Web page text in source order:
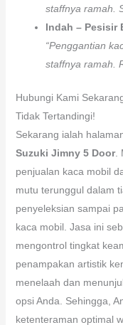
staffnya ramah.
Indah – Pesisir
“Penggantian
staffnya ramah.
Hubungi Kami
Tidak Tertandingi!
Sekarang ialah
Suzuki Jimny 5 Door.
penjualan kaca mobil
mutu terunggul dalam
penyeleksian sampai
kaca mobil. Jasa ini
mengontrol tingkat
penampakan artistik
menelaah dan
opsi Anda. Sehingga,
ketenteraman optimal